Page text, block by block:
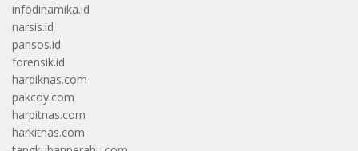
infodinamika.id
narsis.id
pansos.id
forensik.id
hardiknas.com
pakcoy.com
harpitnas.com
harkitnas.com